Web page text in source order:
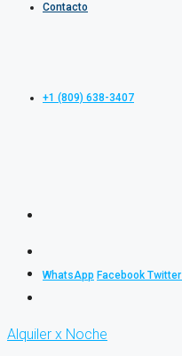
Contacto
+1 (809) 638-3407
WhatsApp Facebook Twitter
Alquiler x Noche